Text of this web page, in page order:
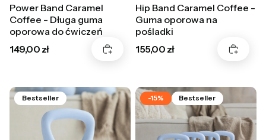
Power Band Caramel
Coffee - Długa guma
oporowa do ćwiczeń
Cena
149,00 zł
Hip Band Caramel Coffee -
Guma oporowa na
pośladki
Cena
155,00 zł
Bestseller -15% Bestseller